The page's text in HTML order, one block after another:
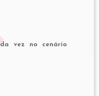
vez no cenário